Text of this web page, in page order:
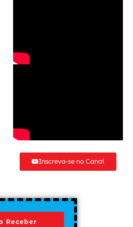
Inscreva-se no Canal
Receber